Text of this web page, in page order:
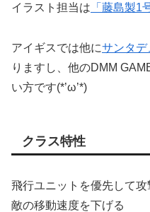
イラスト担当は 「藤島製1
アイギスでは他にサンタデ
りますし、他のDMM
い方です(*’ω’*)
クラス特性
飛行ユニットを優先して攻
敵の移動速度を下げる